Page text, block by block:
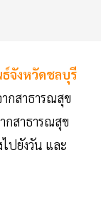
จังหวัดชลบุรี
กสาธารณสุข
กสาธารณสุข
ปยังวัน และ